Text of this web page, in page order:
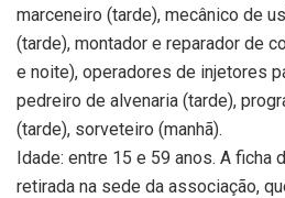
marceneiro (tarde), mecânico de
(tarde), montador e reparador de
e noite), operadores de injetores
pedreiro de alvenaria (tarde),
(tarde), sorveteiro (manhã).
Idade: entre 15 e 59 anos. A ficha
retirada na sede da associação,